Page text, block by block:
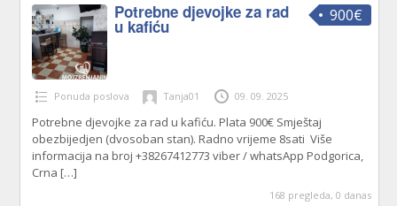
900€
Potrebne djevojke za rad
u kafiću
Ponuda poslova Tanja01 09. 09. 2025
Potrebne djevojke za rad u kafiću. Plata 900€ Smještaj
obezbijedjen (dvosoban stan). Radno vrijeme 8sati Više
informacija na broj +38267412773 viber / whatsApp Podgorica,
Crna […]
168 pregleda, 0 danas